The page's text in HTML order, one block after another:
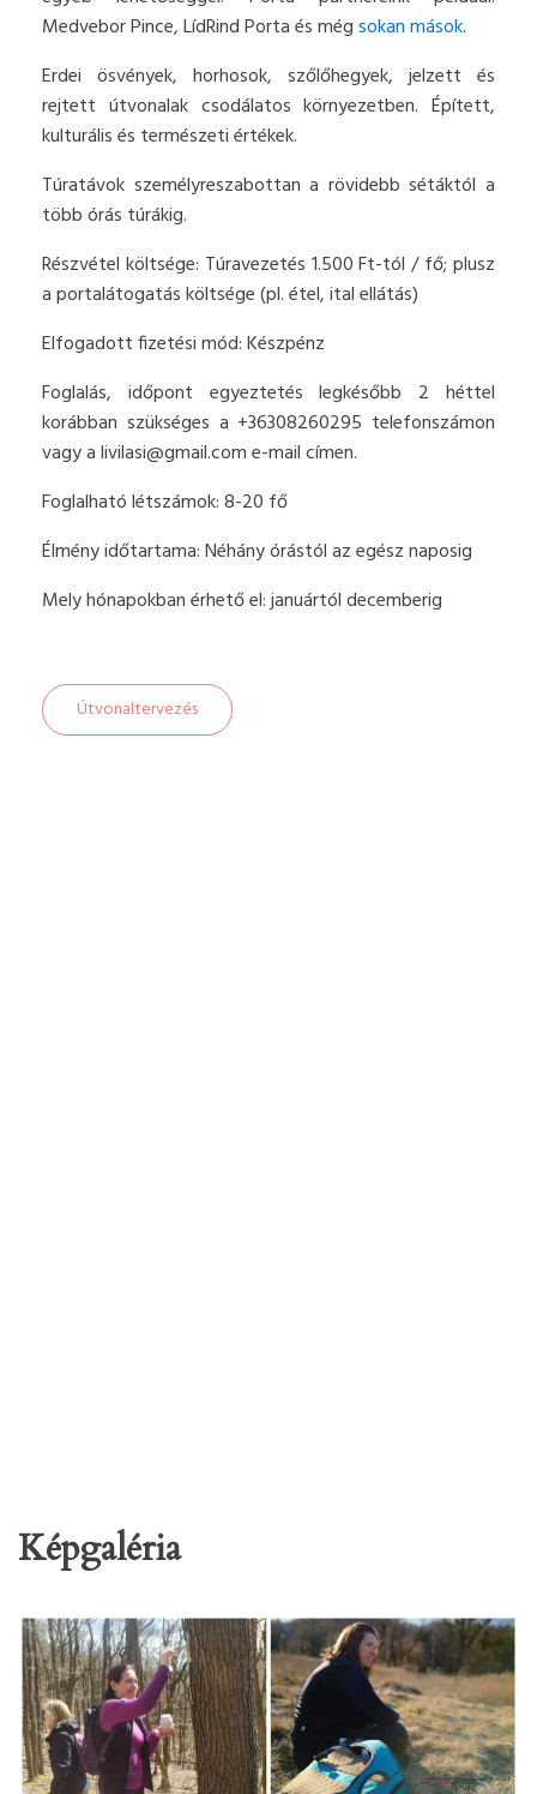
Medvebor Pince, LídRind Porta és mégsokan mások.
Erdei ösvények, horhosok, szőlőhegyek, jelzett és
rejtett útvonalak csodálatos környezetben. Épített,
kulturális és természeti értékek.
Túratávok személyreszabottan a rövidebb sétáktól a
több órás túrákig.
Részvétel költsége: Túravezetés 1.500 Ft-tól / fő; plusz
a portalátogatás költsége (pl. étel, ital ellátás)
Elfogadott fizetési mód: Készpénz
Foglalás, időpont egyeztetés legkésőbb 2 héttel
korábban szükséges a +36308260295 telefonszámon
vagy alivilasi@gmail.come-mail címen.
Foglalható létszámok: 8-20 fő
Élmény időtartama: Néhány órástól az egész naposig
Mely hónapokban érhető el: januártól decemberig
Útvonaltervezés
Képgaléria